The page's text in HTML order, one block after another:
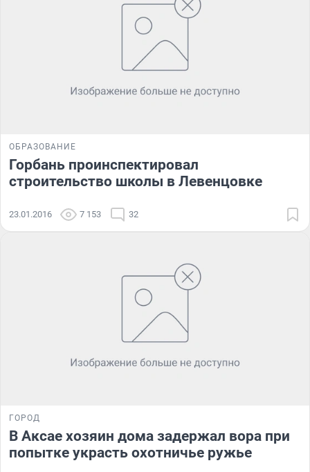
ОБРАЗОВАНИЕ
Горбань проинспектировал
строительство школы в Левенцовке
23.01.2016 7 153 32
ГОРОД
В Аксае хозяин дома задержал вора при
попытке украсть охотничье ружье